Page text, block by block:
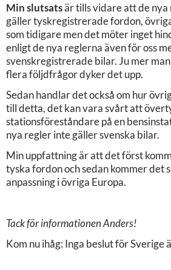
Min slutsatsär tills vidare att de
gäller tyskregistrerade fordon,
som tidigare men det möter inget
enligt de nya reglerna även för oss
svenskregistrerade bilar. Ju mer
flera följdfrågor dyker det upp.
Sedan handlar det också om hur
till detta, det kan vara svårt att
stationsföreståndare på en
nya regler inte gäller svenska bilar.
Min uppfattning är att det först
tyska fordon och sedan kommer det
anpassning i övriga Europa.
Tack för informationen Anders!
Kom nu ihåg: Inga beslut för Sverige